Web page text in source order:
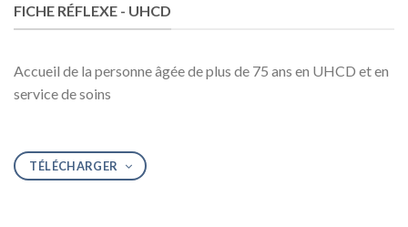
FICHE RÉFLEXE - UHCD
Accueil de la personne âgée de plus de 75 ans en UHCD et en
service de soins
TÉLÉCHARGER